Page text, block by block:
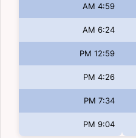
4:59 AM
6:24 AM
12:59 PM
4:26 PM
7:34 PM
9:04 PM